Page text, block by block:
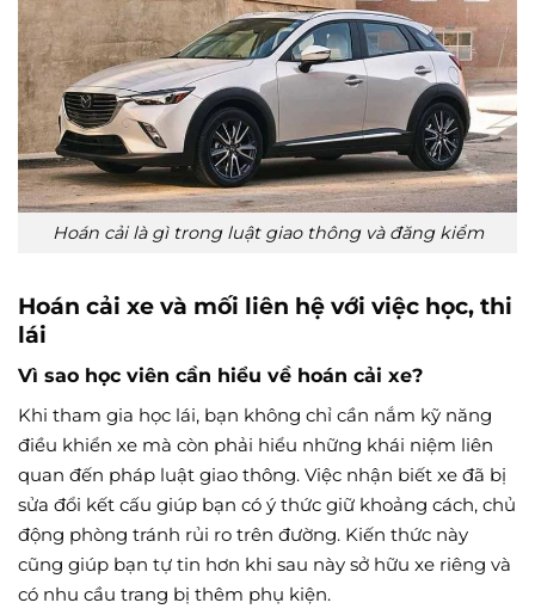
Hoán cải là gì trong luật giao thông và đăng kiểm
Hoán cải xe và mối liên hệ với việc học, thi
lái
Vì sao học viên cần hiểu về hoán cải xe?
Khi tham gia học lái, bạn không chỉ cần nắm kỹ năng
điều khiển xe mà còn phải hiểu những khái niệm liên
quan đến pháp luật giao thông. Việc nhận biết xe đã bị
sửa đổi kết cấu giúp bạn có ý thức giữ khoảng cách, chủ
động phòng tránh rủi ro trên đường. Kiến thức này
cũng giúp bạn tự tin hơn khi sau này sở hữu xe riêng và
có nhu cầu trang bị thêm phụ kiện.